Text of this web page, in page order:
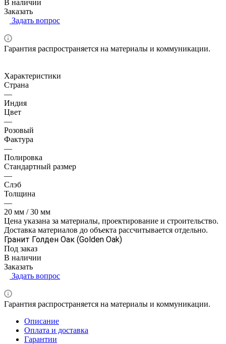
В наличии
Заказать
Задать вопрос
Гарантия распространяется на материалы и коммуникации.
Характеристики
Страна
—
Индия
Цвет
—
Розовый
Фактура
—
Полировка
Стандартный размер
—
Слэб
Толщина
—
20 мм / 30 мм
Цена указана за материалы, проектирование и строительство.
Доставка материалов до объекта рассчитывается отдельно.
Гранит Голден Оак (Golden Oak)
Под заказ
В наличии
Заказать
Задать вопрос
Гарантия распространяется на материалы и коммуникации.
Описание
Оплата и доставка
Гарантии